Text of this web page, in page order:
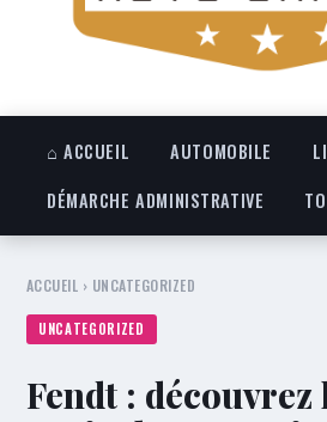
⌂ ACCUEIL AUTOMOBILE
DÉMARCHE ADMINISTRATIVE
ACCUEIL › UNCATEGORIZED
UNCATEGORIZED
Fendt : découvrez